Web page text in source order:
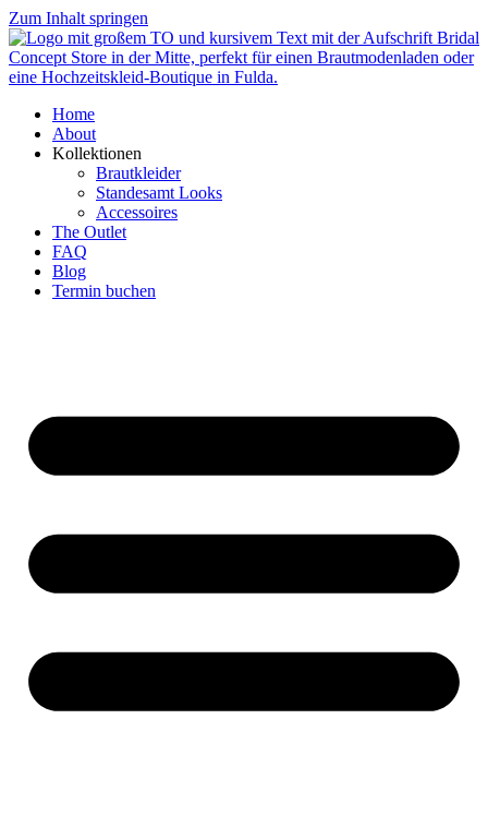
Zum Inhalt springen
Home
About
Kollektionen
Brautkleider
Standesamt Looks
Accessoires
The Outlet
FAQ
Blog
Termin buchen